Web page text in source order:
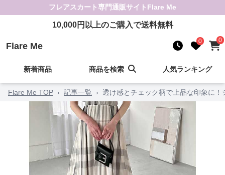
フレアスカート専門通販サイト Flare Me
10,000円以上のご購入で送料無料
Flare Me 0 0
新着商品 商品を検索 人気ランキング
Flare Me TOP › 記事一覧 › 透け感とチェック柄で上品な印象に